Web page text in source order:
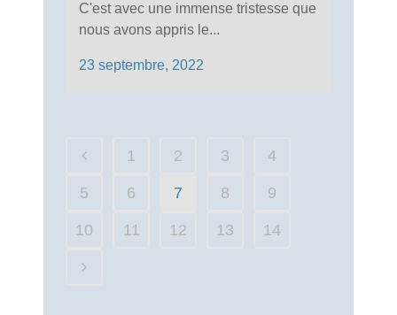
C'est avec une immense tristesse que
nous avons appris le...
23 septembre, 2022
1 2 3 4
5 6 7 8 9
10 11 12 13 14